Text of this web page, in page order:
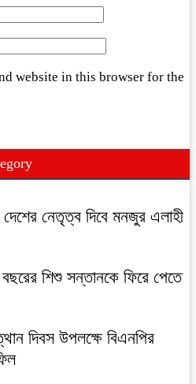
website in this browser for the
দেশের নেতৃত্ব দিবে মনজুর এলাহী
শিশু সন্তানকে ফিরে পেতে
দিবস উপলক্ষে বিএনপির